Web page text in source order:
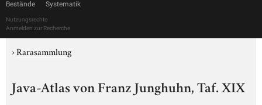
Bestände Systematik
Nutzungsrechte
Anmelden zur Recherche
›Rarasammlung
Java-Atlas von Franz Junghuhn, Taf. XIX